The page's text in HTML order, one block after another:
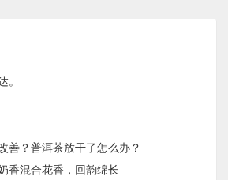
。
善？普洱茶放干了怎么办？
香混合花香，回韵绵长